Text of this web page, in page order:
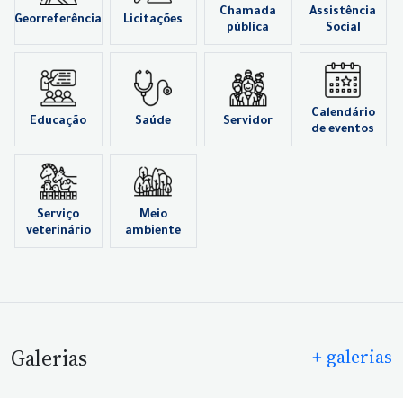
Georreferência Licitações
Chamada
pública
Assistência
Social
Educação Saúde Servidor
Calendário
de eventos
Serviço
veterinário
Meio
ambiente
Galerias + galerias